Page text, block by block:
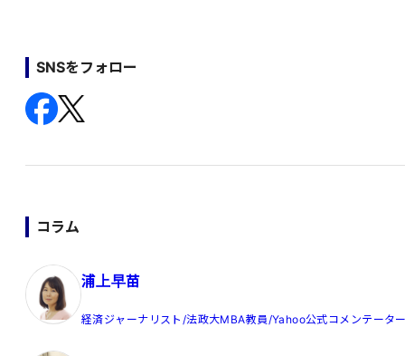
SNSをフォロー
コラム
浦上早苗
経済ジャーナリスト/法政大MBA教員/Yahoo公式コメンテータ